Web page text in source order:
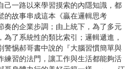
己一路以來學習摸索的內隱知識，都
的故事串成這本《贏在邏輯思考
奏的企業步調；由上統下，為了多元
了系統性的類比索引；邏輯遞進，
警惕郝哥書中說的『大腦習慣簡單與
練習的法門，讓工作與生活都能夠活